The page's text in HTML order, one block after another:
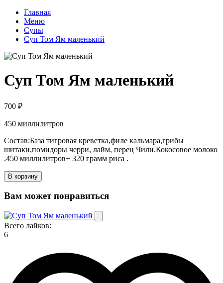
Главная
Меню
Супы
Суп Том Ям маленький
Суп Том Ям маленький
700 ₽
450 миллилитров
Состав:База тигровая креветка,филе кальмара,грибы
шитаки,помидоры черри, лайм, перец Чили.Кокосовое молоко
.450 миллилитров+ 320 грамм риса .
В корзину
Вам может понравиться
Всего лайков:
6